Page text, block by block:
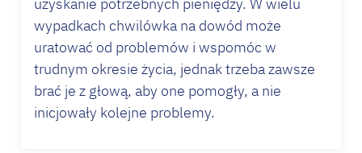
uzyskanie potrzebnych pieniędzy. W wielu
wypadkach chwilówka na dowód może
uratować od problemów i wspomóc w
trudnym okresie życia, jednak trzeba zawsze
brać je z głową, aby one pomogły, a nie
inicjowały kolejne problemy.